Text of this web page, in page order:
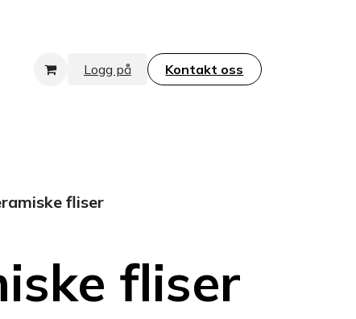
Logg på Kontakt oss​​​​​​​
fliser
fliser